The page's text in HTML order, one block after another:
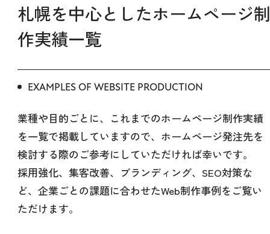
札幌を中心としたホームページ制
作実績一覧
EXAMPLES OF WEBSITE PRODUCTION
業種や目的ごとに、これまでのホームページ制作実績
を一覧で掲載していますので、ホームページ発注先を
検討する際のご参考にしていただければ幸いです。
採用強化、集客改善、ブランディング、SEO対策な
ど、企業ごとの課題に合わせたWeb制作事例をご覧い
ただけます。